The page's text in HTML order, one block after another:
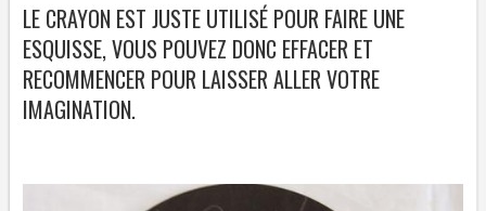
LE CRAYON EST JUSTE UTILISÉ POUR FAIRE UNE
ESQUISSE, VOUS POUVEZ DONC EFFACER ET
RECOMMENCER POUR LAISSER ALLER VOTRE
IMAGINATION.